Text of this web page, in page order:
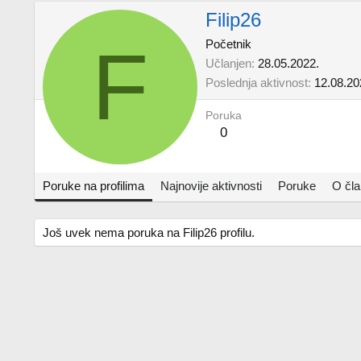
F
Filip26
Početnik
Učlanjen 28.05.2022.
Poslednja aktivnost
Poruka
0
Poruke na profilima Najnovije aktivnosti Poruke O
Još uvek nema poruka na Filip26 profilu.